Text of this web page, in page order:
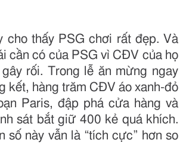
cho thấy PSG chơi rất đẹp. Và
cần có của PSG vì CĐV của họ
rối. Trong lễ ăn mừng ngay
kết, hàng trăm CĐV áo xanh-đỏ
Paris, đập phá cửa hàng và
sát bắt giữ 400 kẻ quá khích.
số này vẫn là “tích cực” hơn so